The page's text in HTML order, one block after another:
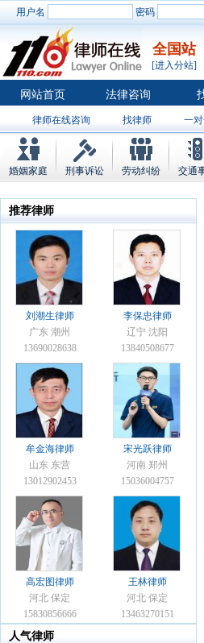
用户名 密码
全国站
[进入分站]
网站首页 法律咨询
律师在线咨询 找律师 一
婚姻家庭 刑事诉讼 劳动纠纷 交通
推荐律师
刘潮生律师
广东 潮州
13690028638
李保忠律师
辽宁 沈阳
13840508677
牟金海律师
山东 东营
13012902453
宋光跃律师
河南 郑州
15036004757
高宏图律师
河北 保定
15830856666
王林律师
河北 保定
13463270151
人气律师